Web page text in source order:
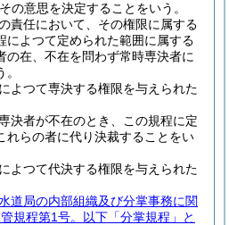
の意思を決定することをいう。
任において、その権限に属する
によつて定められた範囲に属する
の在、不在を問わず常時専決者に
つて専決する権限を与えられた
者が不在のとき、この規程に定
れらの者に代り決裁することをい
つて代決する権限を与えられた
道局の内部組織及び分掌事務に関
規程第1号。以下「分掌規程」と